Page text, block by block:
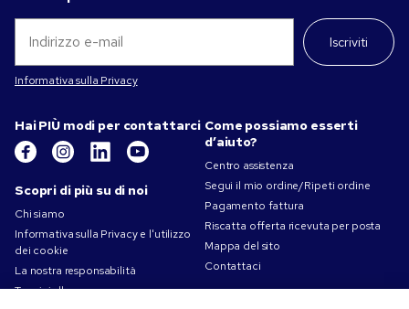
Iscriviti
Informativa sulla Privacy
Hai PIÙ modi per contattarci
Scopri di più su di noi
Chi siamo
Informativa sulla Privacy e l'utilizzo
dei cookie
La nostra responsabilità
Termini d'uso
Come possiamo esserti
d’aiuto?
Centro assistenza
Segui il mio ordine/Ripeti ordine
Pagamento fattura
Riscatta offerta ricevuta per posta
Mappa del sito
Contattaci